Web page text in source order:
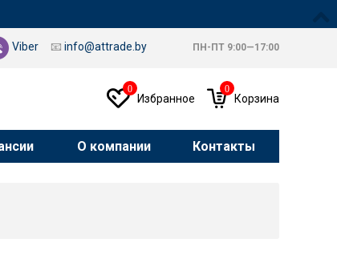
Viber 📧 info@attrade.by ПН-ПТ 9:00—17:00
0
Избранное
0
Корзина
О компании Контакты